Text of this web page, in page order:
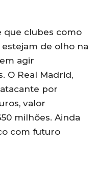
que clubes como
de olho na
agir
O Real Madrid,
por
valor
milhões. Ainda
com futuro